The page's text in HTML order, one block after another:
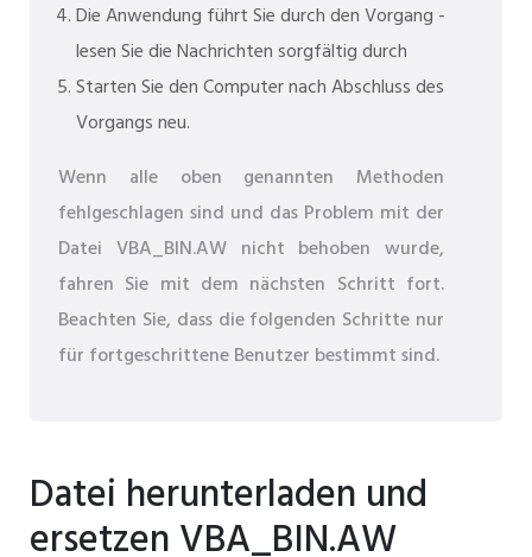
Die Anwendung führt Sie durch den Vorgang -
lesen Sie die Nachrichten sorgfältig durch
Starten Sie den Computer nach Abschluss des
Vorgangs neu.
Wenn alle oben genannten Methoden
fehlgeschlagen sind und das Problem mit der
Datei VBA_BIN.AW nicht behoben wurde,
fahren Sie mit dem nächsten Schritt fort.
Beachten Sie, dass die folgenden Schritte nur
für fortgeschrittene Benutzer bestimmt sind.
Datei herunterladen und
ersetzen VBA_BIN.AW